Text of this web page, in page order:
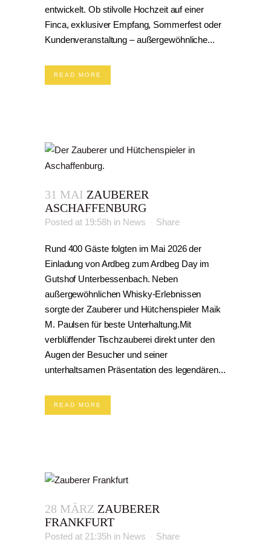
entwickelt. Ob stilvolle Hochzeit auf einer
Finca, exklusiver Empfang, Sommerfest oder
Kundenveranstaltung – außergewöhnliche...
READ MORE
31 MAI ZAUBERER
ASCHAFFENBURG
Posted at 19:58h in News Share
Rund 400 Gäste folgten im Mai 2026 der
Einladung von Ardbeg zum Ardbeg Day im
Gutshof Unterbessenbach. Neben
außergewöhnlichen Whisky-Erlebnissen
sorgte der Zauberer und Hütchenspieler Maik
M. Paulsen für beste Unterhaltung.Mit
verblüffender Tischzauberei direkt unter den
Augen der Besucher und seiner
unterhaltsamen Präsentation des legendären...
READ MORE
28 MÄRZ ZAUBERER
FRANKFURT
Posted at 21:35h in News Share